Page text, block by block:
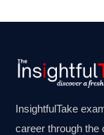
InsightfulTake
career through the